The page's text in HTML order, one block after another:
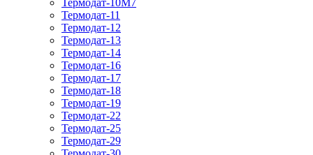
Термодат-11
Термодат-12
Термодат-13
Термодат-14
Термодат-16
Термодат-17
Термодат-18
Термодат-19
Термодат-22
Термодат-25
Термодат-29